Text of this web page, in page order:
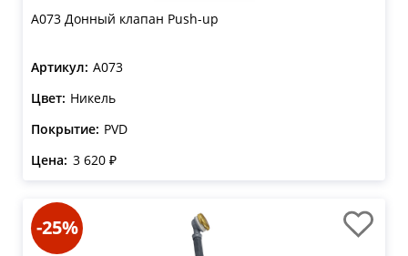
A073 Донный клапан Push-up
Артикул: A073
Цвет: Никель
Покрытие: PVD
Цена: 3 620 ₽
-25%